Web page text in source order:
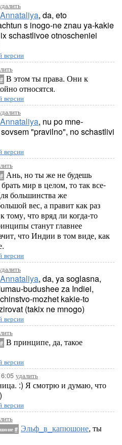
Annataliya, da, eto
s inogo-ne znau ya-kakie
schastlivoe otnoscheniei
версии
# В этом ты права. Они к
относятся.
версии
Annataliya, nu po mne-
"pravilno", no schastlivi
версии
# Ань, но ты же не будешь
мир в целом, то так все-
большинства же
вес, а правит как раз
тому, что вряд ли когда-то
станут главнее
что Индии в том виде, как
версии
Annataliya, da, ya soglasna,
budushee za Indiei,
mozhet kakie-to
(takix ne mnogo)
версии
# В принципе, да, такое
версии
удалить
:) Я смотрю и думаю, что
версии
# Эльф_в_капюшоне, ты